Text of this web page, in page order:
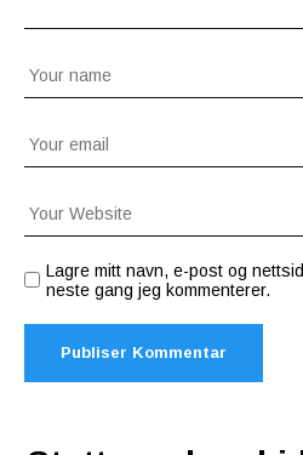
Lagre mitt navn, e-post og
neste gang jeg kommenterer.